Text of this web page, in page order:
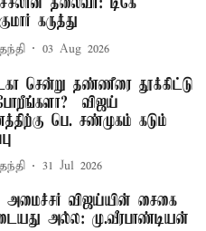
தலைவர்: டிகே
கருத்து
03 Aug 2026
சென்று தண்ணீரை தூக்கிட்டு
– விஜய்
பெ. சண்முகம் கடும்
31 Jul 2026
அமைச்சர் விஜய்யின் சைகை
அல்ல: மு.வீரபாண்டியன்